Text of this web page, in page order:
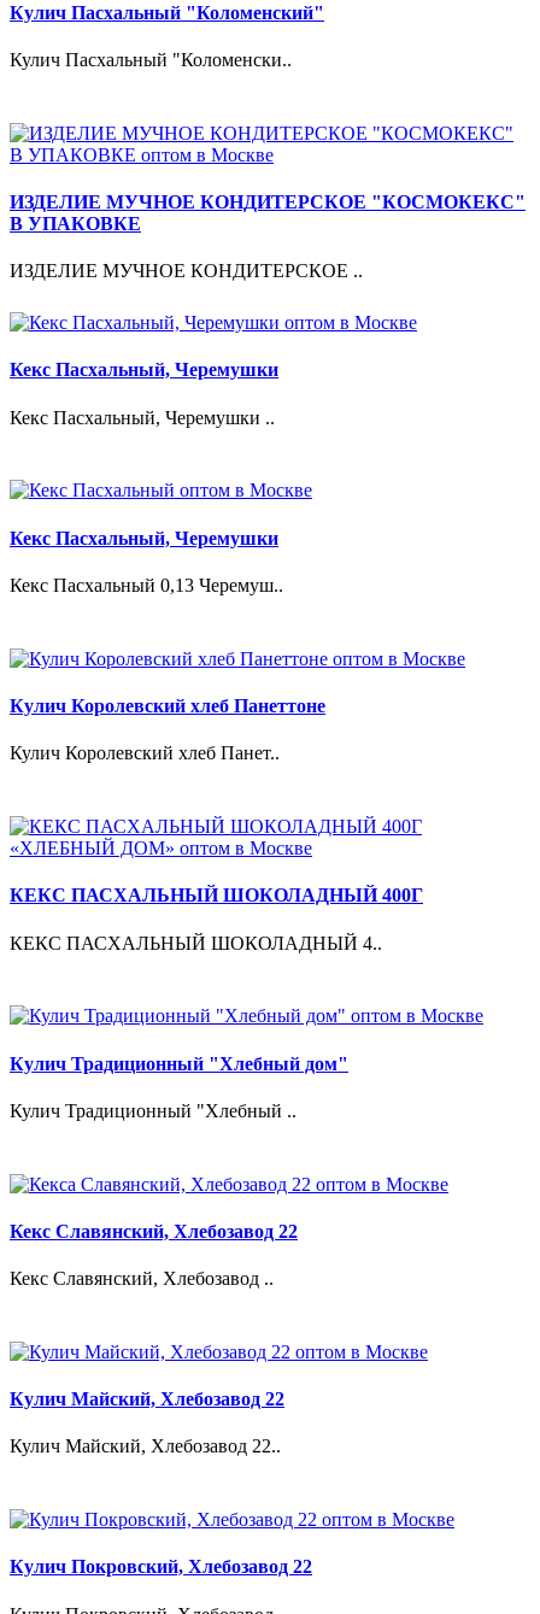
Кулич Пасхальный "Коломенский"
Кулич Пасхальный "Коломенски..
ИЗДЕЛИЕ МУЧНОЕ КОНДИТЕРСКОЕ "КОСМОКЕКС"
В УПАКОВКЕ
ИЗДЕЛИЕ МУЧНОЕ КОНДИТЕРСКОЕ ..
Кекс Пасхальный, Черемушки
Кекс Пасхальный, Черемушки ..
Кекс Пасхальный, Черемушки
Кекс Пасхальный 0,13 Черемуш..
Кулич Королевский хлеб Панеттоне
Кулич Королевский хлеб Панет..
КЕКС ПАСХАЛЬНЫЙ ШОКОЛАДНЫЙ 400Г
КЕКС ПАСХАЛЬНЫЙ ШОКОЛАДНЫЙ 4..
Кулич Традиционный "Хлебный дом"
Кулич Традиционный "Хлебный ..
Кекс Славянский, Хлебозавод 22
Кекс Славянский, Хлебозавод ..
Кулич Майский, Хлебозавод 22
Кулич Майский, Хлебозавод 22..
Кулич Покровский, Хлебозавод 22